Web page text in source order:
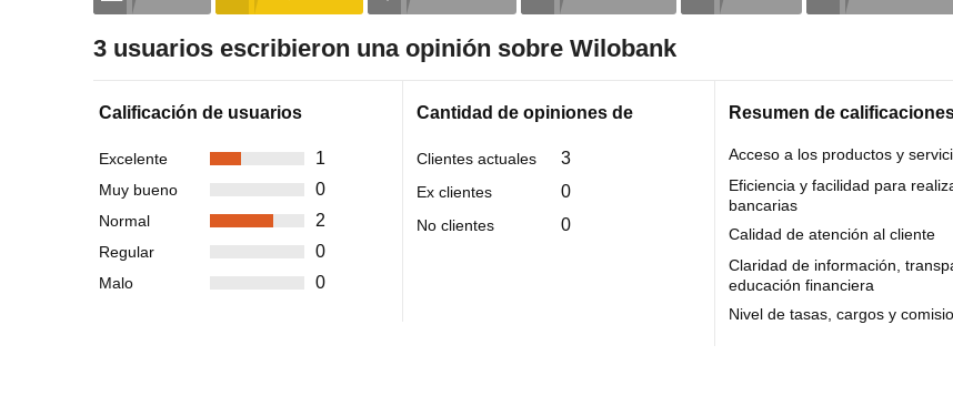
3 usuarios escribieron una opinión sobre Wilobank
Calificación de usuarios
Excelente 1
Muy bueno 0
Normal 2
Regular 0
Malo 0
Cantidad de opiniones de
Clientes actuales 3
Ex clientes 0
No clientes 0
Resumen de
Acceso a los productos y
Eficiencia y facilidad para
bancarias
Calidad de atención al cliente
Claridad de información,
educación financiera
Nivel de tasas, cargos y